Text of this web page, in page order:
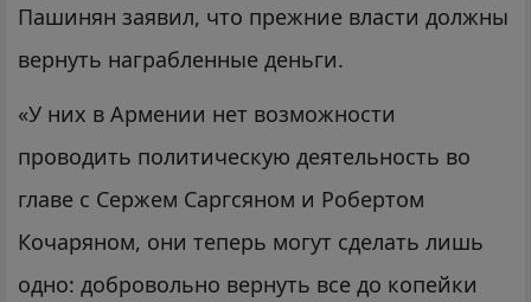
Пашинян заявил, что прежние власти должны
вернуть награбленные деньги.
«У них в Армении нет возможности
проводить политическую деятельность во
главе с Сержем Саргсяном и Робертом
Кочаряном, они теперь могут сделать лишь
одно: добровольно вернуть все до копейки